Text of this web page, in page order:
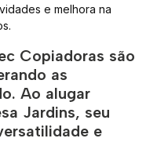
e melhora na
Copiadoras são
as
Ao alugar
Jardins, seu
e